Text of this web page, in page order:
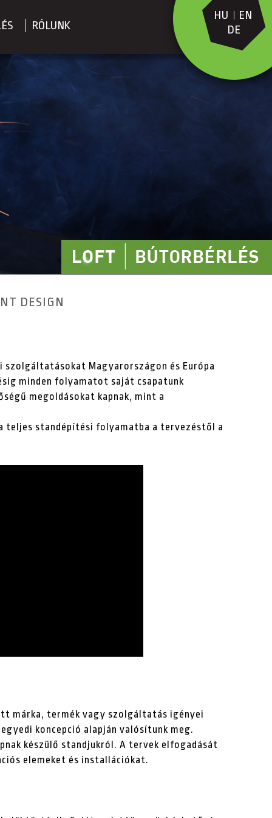
RÓLUNK
HU
EN
DE
DESIGN
Magyarországon és Európa
minden folyamatot saját csapatunk
megoldásokat kapnak, mint a
teljes standépítési folyamatba a tervezéstől a
márka, termék vagy szolgáltatás igényei
koncepció alapján valósítunk meg.
készülő standjukról. A tervek elfogadását
elemeket és installációkat.